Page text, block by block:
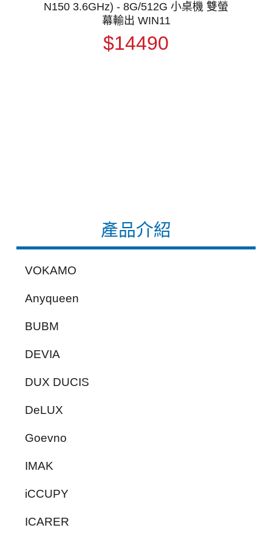
產品介紹
VOKAMO
Anyqueen
BUBM
DEVIA
DUX DUCIS
DeLUX
Goevno
IMAK
iCCUPY
ICARER
N150 3.6GHz) - 8G/512G 小桌機 雙螢
幕輸出 WIN11
$14490